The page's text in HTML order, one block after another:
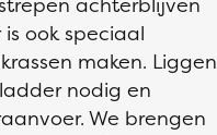
ook speciaal
maken. Liggen
nodig en
We brengen